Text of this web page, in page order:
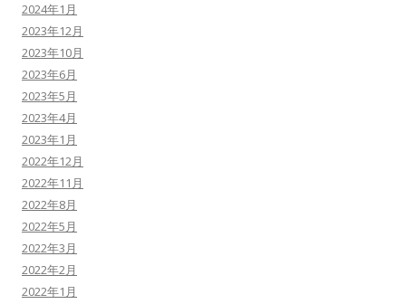
2024年1月
2023年12月
2023年10月
2023年6月
2023年5月
2023年4月
2023年1月
2022年12月
2022年11月
2022年8月
2022年5月
2022年3月
2022年2月
2022年1月